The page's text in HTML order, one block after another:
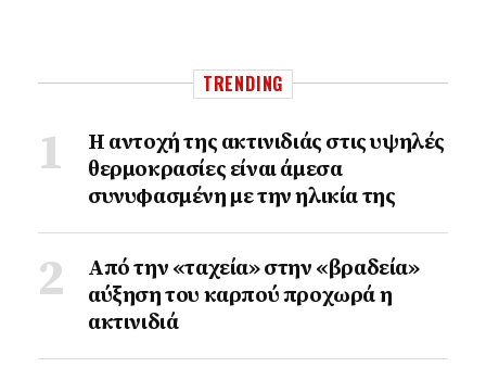
TRENDING
Η αντοχή της ακτινιδιάς στις υψηλές
θερμοκρασίες είναι άμεσα
συνυφασμένη με την ηλικία της
Από την «ταχεία» στην «βραδεία»
αύξηση του καρπού προχωρά η
ακτινιδιά